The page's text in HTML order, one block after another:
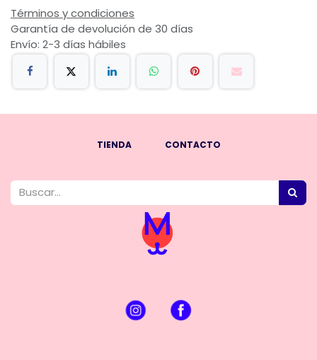
Términos y condiciones
Garantía de devolución de 30 días
Envío: 2-3 días hábiles
TIENDA CONTACTO